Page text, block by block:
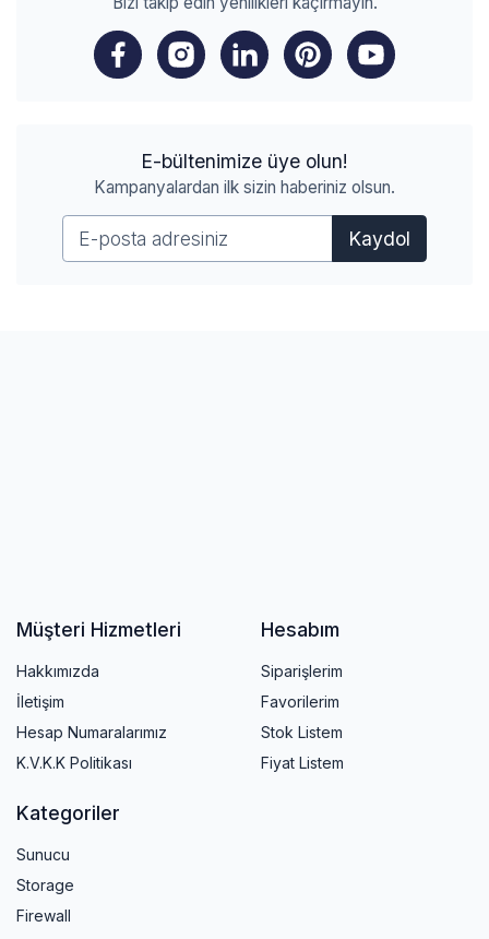
E-bültenimize üye olun!
Kampanyalardan ilk sizin haberiniz olsun.
Kaydol
Müşteri Hizmetleri
Hakkımızda
İletişim
Hesap Numaralarımız
K.V.K.K Politikası
Hesabım
Siparişlerim
Favorilerim
Stok Listem
Fiyat Listem
Kategoriler
Sunucu
Storage
Firewall